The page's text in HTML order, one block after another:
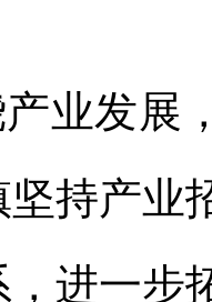
业发展
坚持产业
进一步